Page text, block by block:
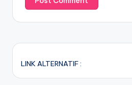
LINK ALTERNATIF :